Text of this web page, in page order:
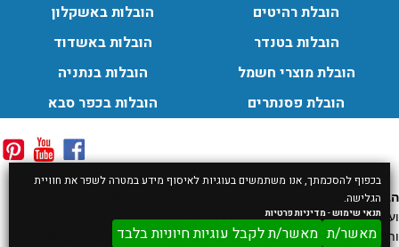
בכפוף להסכמתך, אנו משתמשים בעוגיות לאיסוף מידע במטרה לשפר את חוויית
הגלישה.
תנאי שימוש-מדיניות פרטיות
מאשר/ת מאשר/ת לקבל עוגיות חיוניות בלבד
הובלת רהיטים
הובלות בטנדר
הובלת מוצרי חשמל
הובלת פסנתרים
הובלות באשקלון
הובלות באשדוד
הובלות בנתניה
הובלות בכפר סבא
הבהרה:המחירים וזמני ההגעה המוצגים באתר נועדו להמחשה בלבד
ועשויים להשתנות בהתאם לסוג ההובלה, מורכבות השירות, מיקום הלקוח
ותנאי הדרך. המחיר והזמן הסופיים ייקבעו בשיחת טלפון ובהתאם לפרטי